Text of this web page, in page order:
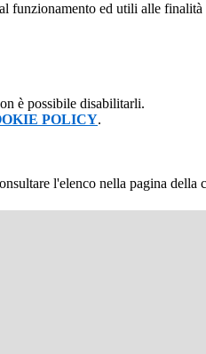
funzionamento ed utili alle finalità
è possibile disabilitarli.
POLICY.
l'elenco nella pagina della